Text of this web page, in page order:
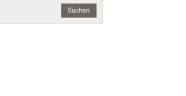
Suchen